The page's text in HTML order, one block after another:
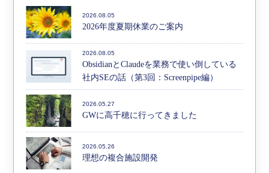
2026.08.05
2026年度夏期休業のご案内
2026.08.05
ObsidianとClaudeを業務で使い倒している
社内SEの話（第3回：Screenpipe編）
2026.05.27
GWに高千穂に行ってきました
2026.05.26
理想の複合施設開発